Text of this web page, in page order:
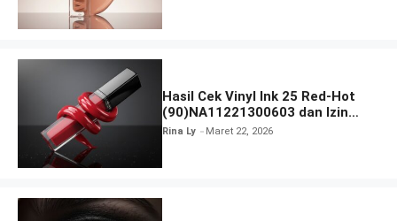
Hasil Cek Vinyl Ink 25 Red-Hot
(90)NA11221300603 dan Izin
BPOM
Rina Ly Maret 22, 2026